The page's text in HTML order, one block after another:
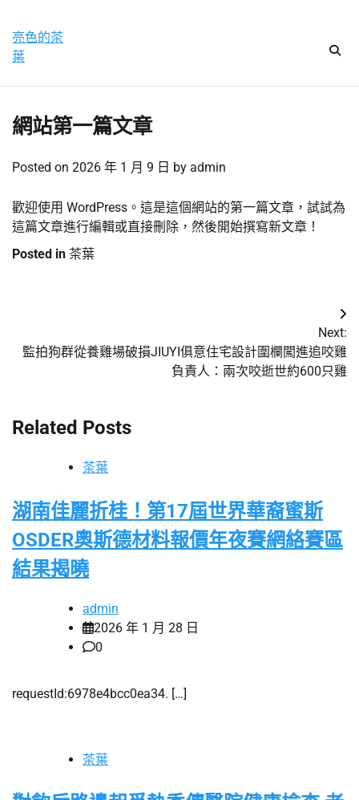
content
亮色的茶
葉
網站第一篇文章
Posted on 2026 年 1 月 9 日 by admin
歡迎使用 WordPress。這是這個網站的第一篇文章，試試為
這篇文章進行編輯或直接刪除，然後開始撰寫新文章！
Posted in 茶葉
章
Next:
監拍狗群從養雞場破損JIUYI俱意住宅設計圍欄闖進追咬雞
負責人：兩次咬逝世約600只雞
Related Posts
茶葉
湖南佳麗折桂！第17屆世界華裔蜜斯
OSDER奧斯德材料報價年夜賽網絡賽區
結果揭曉
admin
2026 年 1 月 28 日
0
requestId:6978e4bcc0ea34. […]
茶葉